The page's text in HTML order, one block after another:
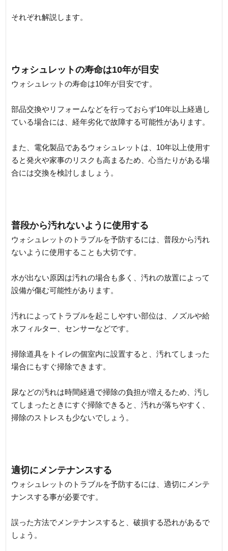
それぞれ解説します。
ウォシュレットの寿命は10年が目安
ウォシュレットの寿命は10年が目安です。
部品交換やリフォームなどを行っておらず10年以上経過し
ている場合には、経年劣化で故障する可能性があります。
また、電化製品であるウォシュレットは、10年以上使用す
ると発火や家事のリスクも高まるため、心当たりがある場
合には交換を検討しましょう。
普段から汚れないように使用する
ウォシュレットのトラブルを予防するには、普段から汚れ
ないように使用することも大切です。
水が出ない原因は汚れの場合も多く、汚れの放置によって
設備が傷む可能性があります。
汚れによってトラブルを起こしやすい部位は、ノズルや給
水フィルター、センサーなどです。
掃除道具をトイレの個室内に設置すると、汚れてしまった
場合にもすぐ掃除できます。
尿などの汚れは時間経過で掃除の負担が増えるため、汚し
てしまったときにすぐ掃除できると、汚れが落ちやすく、
掃除のストレスも少ないでしょう。
適切にメンテナンスする
ウォシュレットのトラブルを予防するには、適切にメンテ
ナンスする事が必要です。
誤った方法でメンテナンスすると、破損する恐れがあるで
しょう。